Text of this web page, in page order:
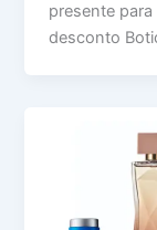
presente
desconto